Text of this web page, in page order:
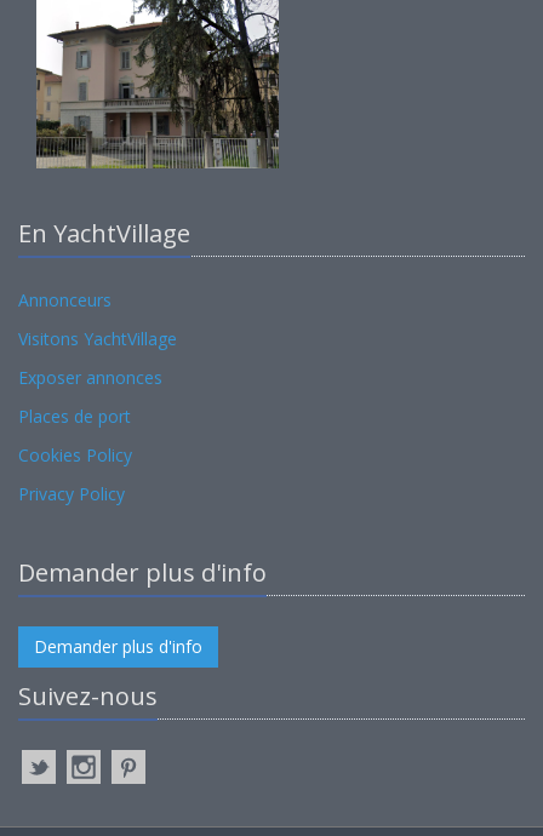
En YachtVillage
Annonceurs
Visitons YachtVillage
Exposer annonces
Places de port
Cookies Policy
Privacy Policy
Demander plus d'info
Demander plus d'info
Suivez-nous